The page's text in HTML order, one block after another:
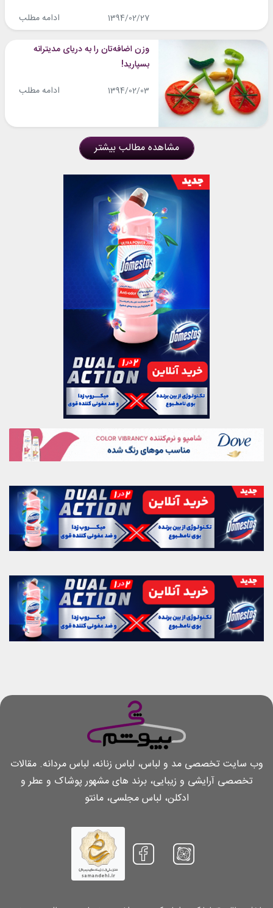
1394/02/27 ادامه مطلب
وزن اضافه‌تان را به دریای مدیترانه
بسپارید!
1394/02/03 ادامه مطلب
مشاهده مطالب بیشتر
وب سایت تخصصی مد و لباس، لباس زنانه، لباس مردانه. مقالات
تخصصی آرایشی و زیبایی، برند های مشهور پوشاک و عطر و
ادکلن، لباس مجلسی، مانتو